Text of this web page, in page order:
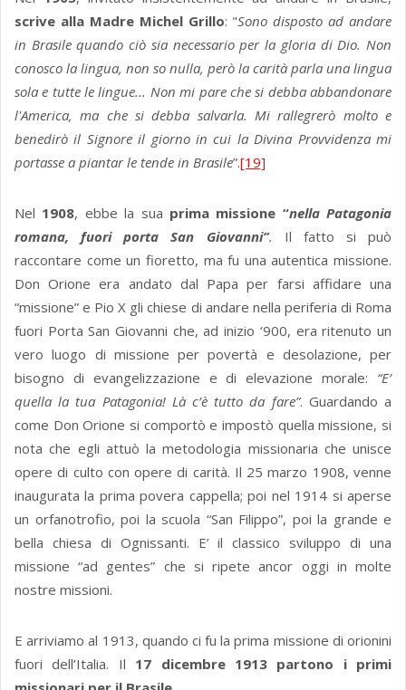
scrive alla Madre Michel Grillo: "Sono disposto ad andare
in Brasile quando ciò sia necessario per la gloria di Dio. Non
conosco la lingua, non so nulla, però la carità parla una lingua
sola e tutte le lingue... Non mi pare che si debba abbandonare
l'America, ma che si debba salvarla. Mi rallegrerò molto e
benedirò il Signore il giorno in cui la Divina Provvidenza mi
portasse a piantar le tende in Brasile”.[19]
Nel 1908, ebbe la sua prima missione “nella Patagonia
romana, fuori porta San Giovanni”. Il fatto si può
raccontare come un fioretto, ma fu una autentica missione.
Don Orione era andato dal Papa per farsi affidare una
“missione” e Pio X gli chiese di andare nella periferia di Roma
fuori Porta San Giovanni che, ad inizio ‘900, era ritenuto un
vero luogo di missione per povertà e desolazione, per
bisogno di evangelizzazione e di elevazione morale: “E’
quella la tua Patagonia! Là c’è tutto da fare”. Guardando a
come Don Orione si comportò e impostò quella missione, si
nota che egli attuò la metodologia missionaria che unisce
opere di culto con opere di carità. Il 25 marzo 1908, venne
inaugurata la prima povera cappella; poi nel 1914 si aperse
un orfanotrofio, poi la scuola “San Filippo”, poi la grande e
bella chiesa di Ognissanti. E’ il classico sviluppo di una
missione “ad gentes” che si ripete ancor oggi in molte
nostre missioni.
E arriviamo al 1913, quando ci fu la prima missione di orionini
fuori dell’Italia. Il 17 dicembre 1913 partono i primi